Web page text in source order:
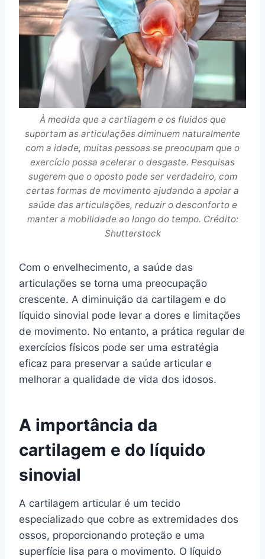
À medida que a cartilagem e os fluidos que
suportam as articulações diminuem naturalmente
com a idade, muitas pessoas se preocupam que o
exercício possa acelerar o desgaste. Pesquisas
sugerem que o oposto pode ser verdadeiro, com
certas formas de movimento ajudando a apoiar a
saúde das articulações, reduzir o desconforto e
manter a mobilidade ao longo do tempo. Crédito:
Shutterstock
Com o envelhecimento, a saúde das
articulações se torna uma preocupação
crescente. A diminuição da cartilagem e do
líquido sinovial pode levar a dores e limitações
de movimento. No entanto, a prática regular de
exercícios físicos pode ser uma estratégia
eficaz para preservar a saúde articular e
melhorar a qualidade de vida dos idosos.
A importância da
cartilagem e do líquido
sinovial
A cartilagem articular é um tecido
especializado que cobre as extremidades dos
ossos, proporcionando proteção e uma
superfície lisa para o movimento. O líquido